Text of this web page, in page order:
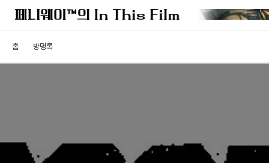
홈 방명록